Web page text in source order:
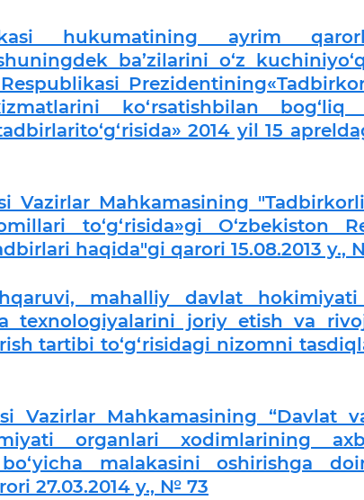
hukumatining ayrim
ba’zilarini o‘z
Respublikasi
ko‘rsatishbilan bog‘liq
2014 yil 15
Vazirlar Mahkamasining
to‘g‘risida»gi O‘zbekiston
haqida"gi qarori 15.08.2013 y.,
mahalliy davlat
texnologiyalarini joriy etish va
tartibi to‘g‘risidagi nizomni
Vazirlar Mahkamasining “Davlat
organlari xodimlarining
malakasini oshirishga
27.03.2014 y., № 73